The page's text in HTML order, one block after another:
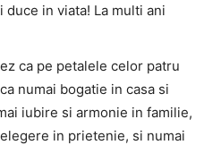
in viata! La multi ani
ca pe petalele celor patru
numai bogatie in casa si
iubire si armonie in familie,
in prietenie, si numai